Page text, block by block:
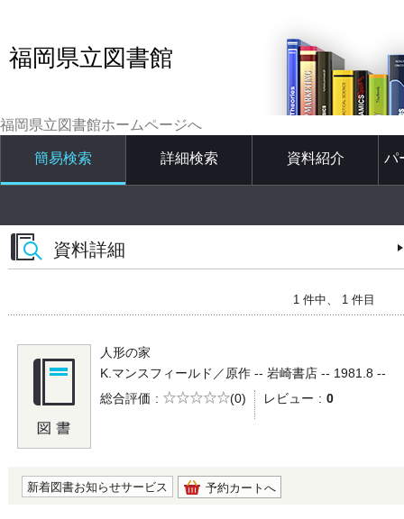
福岡県立図書館
福岡県立図書館ホームページへ
簡易検索 詳細検索 資料紹介 パ
資料詳細
1 件中、 1 件目
人形の家
K.マンスフィールド／原作 -- 岩崎書店 -- 1981.8 --
総合評価
5段階評価
(0) レビュー 0
新着図書お知らせサービス 予約カートへ